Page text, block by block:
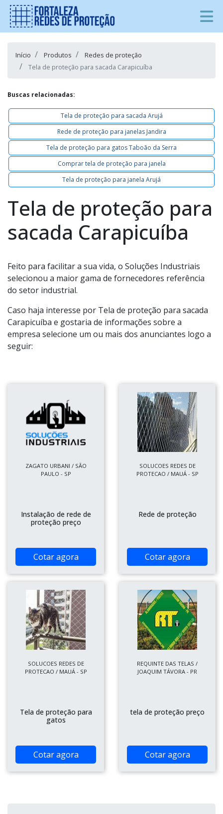
Início Produtos
Redes de proteção
Tela de proteção para sacada Carapicuíba
Buscas relacionadas:
Tela de proteção para sacada Arujá
Rede de proteção para janelas Jandira
Tela de proteção para gatos Taboão da Serra
Comprar tela de proteção para janela
Tela de proteção para janela Arujá
Tela de proteção para
sacada Carapicuíba
Feito para facilitar a sua vida, o Soluções Industriais
selecionou a maior gama de fornecedores referência
do setor industrial.
Caso haja interesse por Tela de proteção para sacada
Carapicuíba e gostaria de informações sobre a
empresa selecione um ou mais dos anunciantes logo a
seguir:
ZAGATO URBANI / SÃO
PAULO - SP
Instalação de rede de
proteção preço
Cotar agora
SOLUCOES REDES DE
PROTECAO / MAUÁ - SP
Rede de proteção
Cotar agora
SOLUCOES REDES DE
PROTECAO / MAUÁ - SP
Tela de proteção para
gatos
Cotar agora
REQUINTE DAS TELAS /
JOAQUIM TÁVORA - PR
tela de proteção preço
Cotar agora